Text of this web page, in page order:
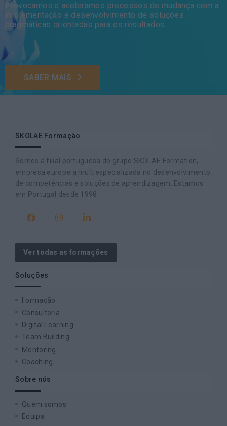
Provocamos e aceleramos processos de mudança com a
implementação e desenvolvimento de soluções
pragmáticas orientadas para os resultados
SABER MAIS
SKOLAE Formação
Somos a filial portuguesa do grupo SKOLAE Formation,
empresa europeia multiespecializada no desenvolvimento
de competências e soluções de aprendizagem. Estamos
em Portugal desde 1998.
Ver todas as formações
Soluções
Formação
Consultoria
Digital Learning
Team Building
Mentoring
Coaching
Sobre nós
Quem somos
Equipa